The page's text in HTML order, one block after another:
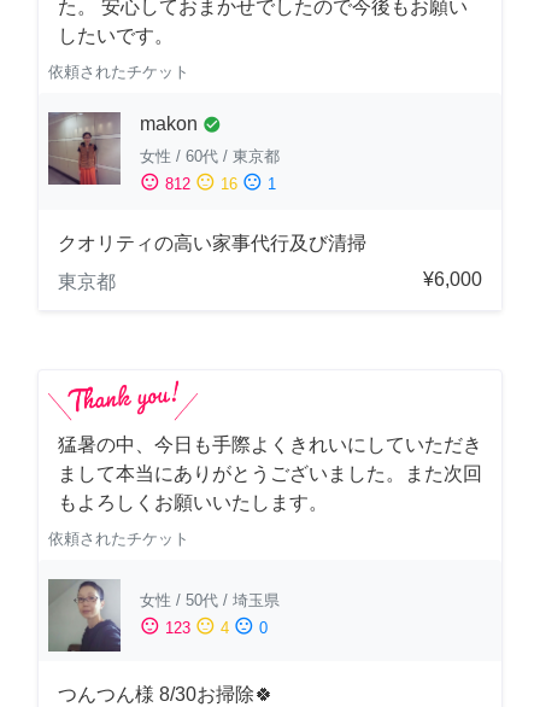
た。 安心しておまかせでしたので今後もお願い
したいです。
依頼されたチケット
makon check_circle
女性 / 60代 / 東京都
sentiment_satisfied 812 sentiment_neutral 16 sentiment_dissatisfied 1
クオリティの高い家事代行及び清掃
東京都
¥6,000
猛暑の中、今日も手際よくきれいにしていただき
まして本当にありがとうございました。また次回
もよろしくお願いいたします。
依頼されたチケット
女性 / 50代 / 埼玉県
sentiment_satisfied 123 sentiment_neutral 4 sentiment_dissatisfied 0
つんつん様 8/30お掃除🍀